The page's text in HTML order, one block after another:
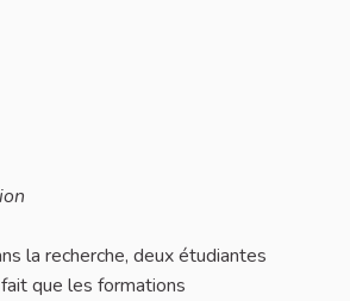
la recherche, deux étudiantes
que les formations